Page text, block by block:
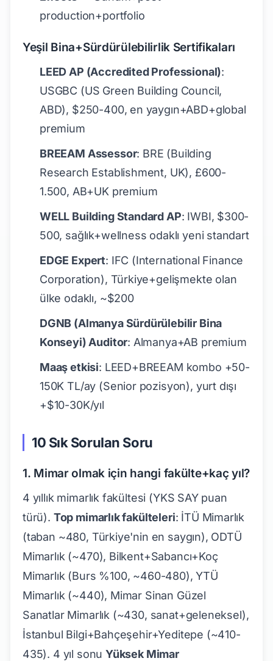
production+portfolio
Yeşil Bina+Sürdürülebilirlik Sertifikaları
LEED AP (Accredited Professional):
USGBC (US Green Building Council,
ABD), $250-400, en yaygın+ABD+global
premium
BREEAM Assessor: BRE (Building
Research Establishment, UK), £600-
1.500, AB+UK premium
WELL Building Standard AP: IWBI, $300-
500, sağlık+wellness odaklı yeni standart
EDGE Expert: IFC (International Finance
Corporation), Türkiye+gelişmekte olan
ülke odaklı, ~$200
DGNB (Almanya Sürdürülebilir Bina
Konseyi) Auditor: Almanya+AB premium
Maaş etkisi: LEED+BREEAM kombo +50-
150K TL/ay (Senior pozisyon), yurt dışı
+$10-30K/yıl
10 Sık Sorulan Soru
1. Mimar olmak için hangi fakülte+kaç yıl?
4 yıllık mimarlık fakültesi (YKS SAY puan
türü). Top mimarlık fakülteleri: İTÜ Mimarlık
(taban ~480, Türkiye'nin en saygın), ODTÜ
Mimarlık (~470), Bilkent+Sabancı+Koç
Mimarlık (Burs %100, ~460-480), YTÜ
Mimarlık (~440), Mimar Sinan Güzel
Sanatlar Mimarlık (~430, sanat+geleneksel),
İstanbul Bilgi+Bahçeşehir+Yeditepe (~410-
435). 4 yıl sonuYüksek Mimar